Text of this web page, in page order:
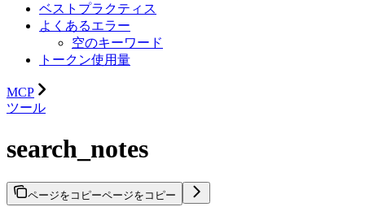
ベストプラクティス
よくあるエラー
空のキーワード
トークン使用量
MCP
ツール
search_notes
ページをコピーページをコピー